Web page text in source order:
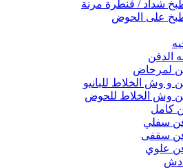
شداد / قنطرة مرنة
على الحوض
الدفن
لمرحاض
وش الخلاط للبانيو
وش الخلاط للحوض
كامل
سفلي
سقفى
علوي
دش